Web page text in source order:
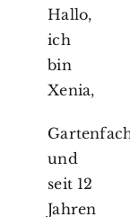
Hallo,
ich
bin
Xenia,
und
seit 12
Jahren